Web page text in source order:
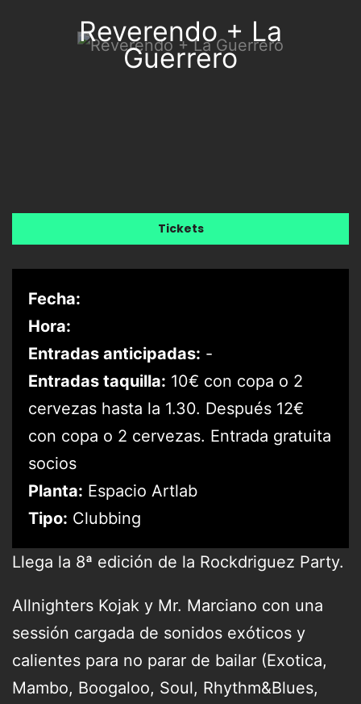
Reverendo + La
Guerrero
Tickets
Fecha:
Hora:
Entradas anticipadas: -
Entradas taquilla: 10€ con copa o 2
cervezas hasta la 1.30. Después 12€
con copa o 2 cervezas. Entrada gratuita
socios
Planta: Espacio Artlab
Tipo: Clubbing
Llega la 8ª edición de la Rockdriguez Party.
Allnighters Kojak y Mr. Marciano con una
sessión cargada de sonidos exóticos y
calientes para no parar de bailar (Exotica,
Mambo, Boogaloo, Soul, Rhythm&Blues,